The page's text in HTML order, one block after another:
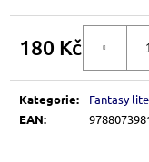
180 Kč
cena:
Kategorie:
Fantasy
EAN: